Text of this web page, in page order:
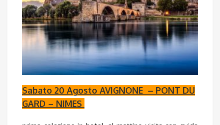
Sabato 20 Agosto AVIGNONE – PONT DU
GARD – NIMES